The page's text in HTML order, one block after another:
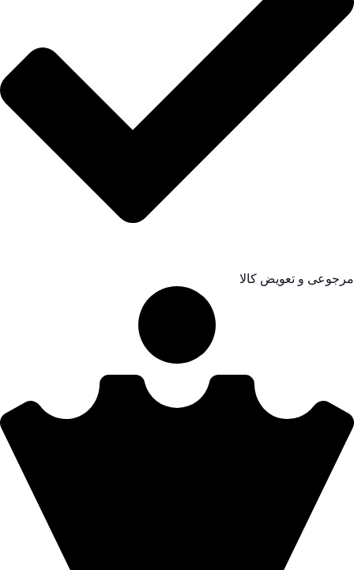
مرجوعی و تعویض کالا